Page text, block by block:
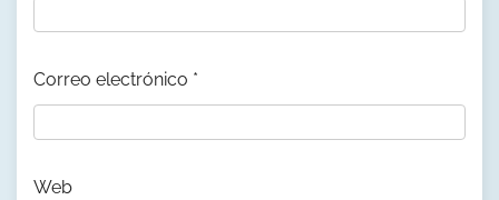
Correo electrónico *
Web